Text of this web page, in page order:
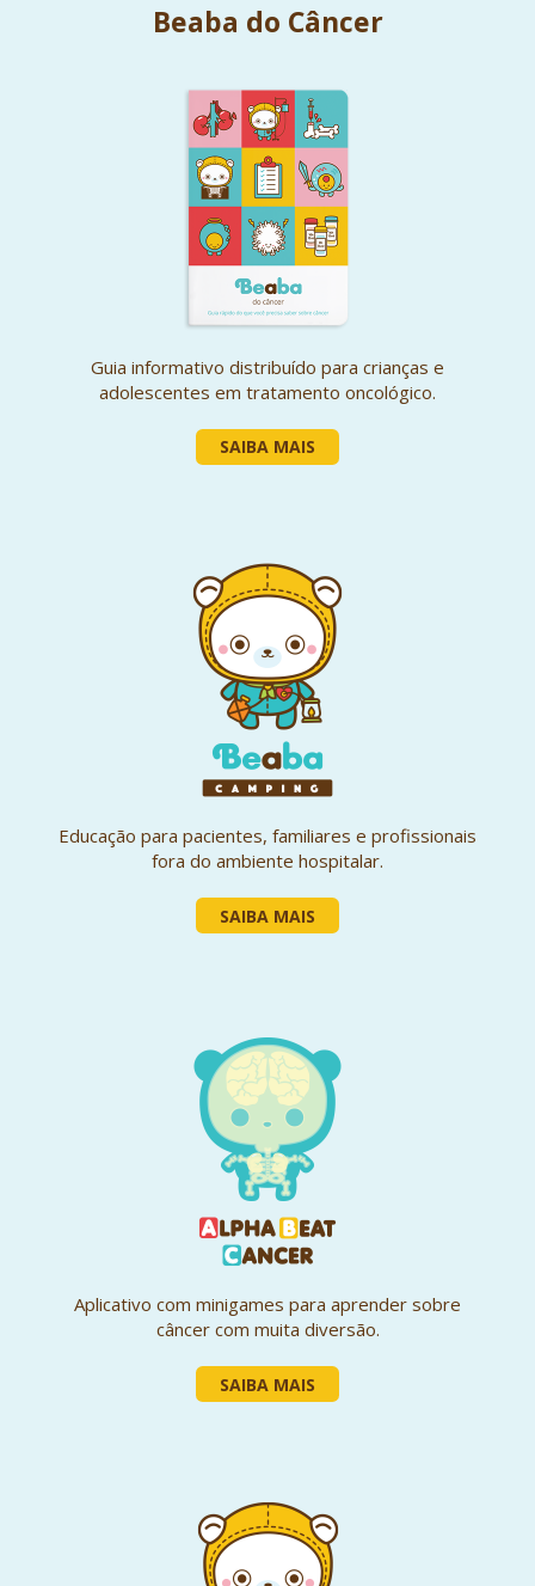
Beaba do Câncer
Guia informativo distribuído para crianças e
adolescentes em tratamento oncológico.
SAIBA MAIS
Educação para pacientes, familiares e profissionais
fora do ambiente hospitalar.
SAIBA MAIS
Aplicativo com minigames para aprender sobre
câncer com muita diversão.
SAIBA MAIS